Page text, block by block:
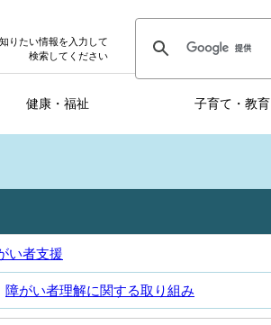
りたい情報を入力して
検索してください
健康・福祉 子育て・教育
い者支援
障がい者理解に関する取り組み